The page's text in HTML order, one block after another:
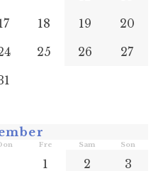
18 19
20
25 26
27
Fre Sam Son
1 2 3